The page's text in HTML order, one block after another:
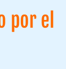
por el